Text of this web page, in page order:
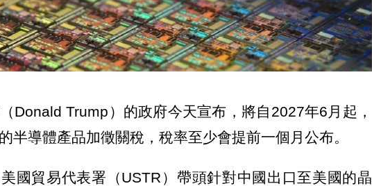
Donald Trump）的政府今天宣布，將自2027年6月起，
半導體產品加徵關稅，稅率至少會提前一個月公布。
國貿易代表署（USTR）帶頭針對中國出口至美國的晶